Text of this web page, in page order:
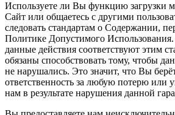
Используете ли Вы функцию загрузки
Сайт или общаетесь с другими
следовать стандартам о Содержании,
Политике Допустимого
данные действия соответствуют этим
обязаны способствовать тому, чтобы
не нарушались. Это значит, что Вы
ответственность за любую потерю или
нам в результате нарушения данной